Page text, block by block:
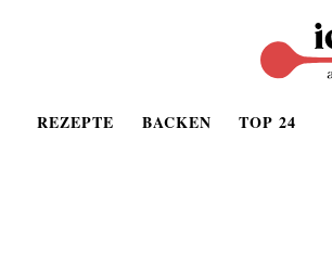
REZEPTE BACKEN TOP 24